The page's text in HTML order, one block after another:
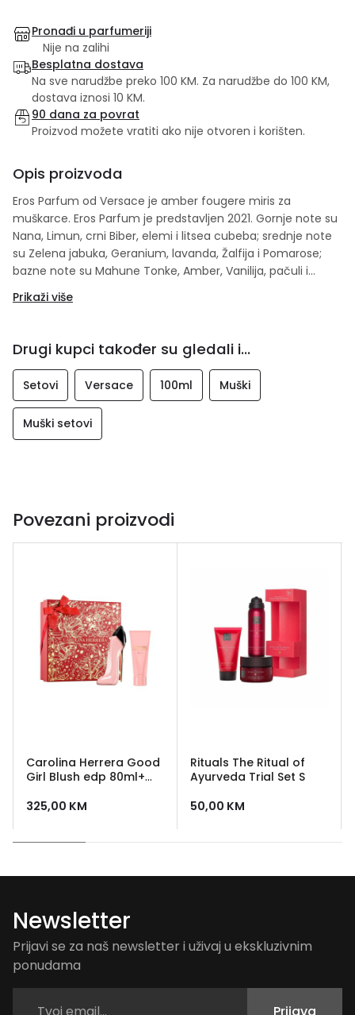
Pronađi u parfumeriji
Nije na zalihi
Besplatna dostava
Na sve narudžbe preko 100 KM. Za narudžbe do 100 KM,
dostava iznosi 10 KM.
90 dana za povrat
Proizvod možete vratiti ako nije otvoren i korišten.
Opis proizvoda
Eros Parfum od Versace je amber fougere miris za
muškarce. Eros Parfum je predstavljen 2021. Gornje note su
Nana, Limun, crni Biber, elemi i litsea cubeba; srednje note
su Zelena jabuka, Geranium, lavanda, Žalfija i Pomarose;
bazne note su Mahune Tonke, Amber, Vanilija, pačuli i
Prikaži više
Drugi kupci također su gledali i...
Setovi Versace 100ml Muški
Muški setovi
Povezani proizvodi
Carolina Herrera Good
Girl Blush edp 80ml+
325,00 KM
Rituals The Ritual of
Ayurveda Trial Set S
50,00 KM
Newsletter
Prijavi se za naš newsletter i uživaj u ekskluzivnim
ponudama